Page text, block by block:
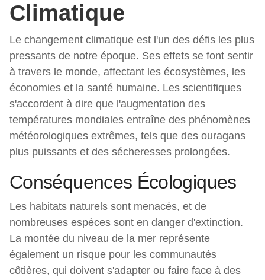
Climatique
Le changement climatique est l'un des défis les plus
pressants de notre époque. Ses effets se font sentir
à travers le monde, affectant les écosystèmes, les
économies et la santé humaine. Les scientifiques
s'accordent à dire que l'augmentation des
températures mondiales entraîne des phénomènes
météorologiques extrêmes, tels que des ouragans
plus puissants et des sécheresses prolongées.
Conséquences Écologiques
Les habitats naturels sont menacés, et de
nombreuses espèces sont en danger d'extinction.
La montée du niveau de la mer représente
également un risque pour les communautés
côtières, qui doivent s'adapter ou faire face à des